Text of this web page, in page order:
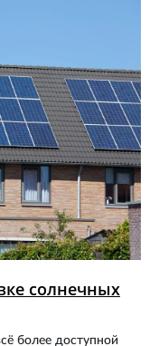
солнечных
более доступной